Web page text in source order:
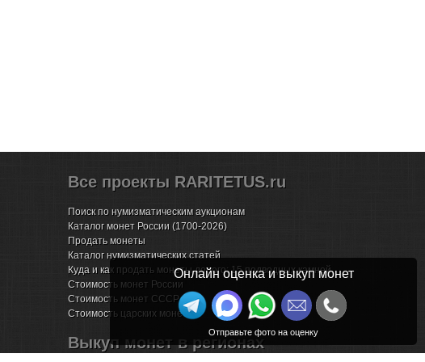
Все проекты RARITETUS.ru
Поиск по нумизматическим аукционам
Каталог монет России (1700-2026)
Продать монеты
Каталог нумизматических статей
Куда и как продать монеты дорого: 15 подводных камней
Стоимость монет России
Стоимость монет СССР
Стоимость царских монет
Выкуп монет в регионах
Онлайн оценка и выкуп монет